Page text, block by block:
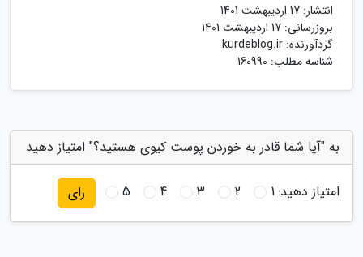
انتشار: 17 اردیبهشت 1401
بروزرسانی: 17 اردیبهشت 1401
گردآورنده: kurdeblog.ir
شناسه مطلب: 160990
به "آیا شما قادر به خوردن پوست کیوی هستید؟" امتیاز دهید
امتیاز دهید:1
2
3
4
5 رای